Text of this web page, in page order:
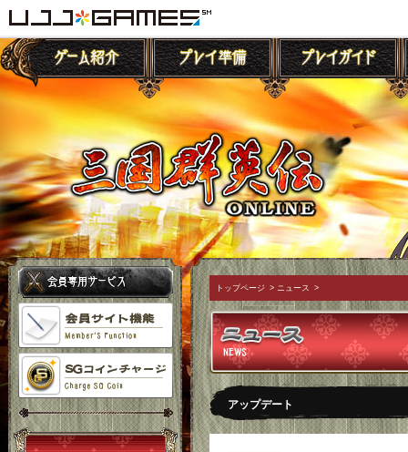
トップページ > ニュース >
アップデート